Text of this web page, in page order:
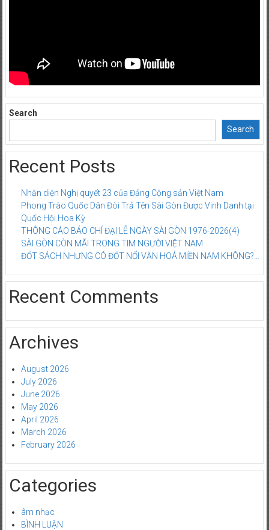
Search
Search
Recent Posts
Nhận diện Nghị quyết 23 của Đảng Cộng sản Việt Nam
Phong Trào Quốc Dân Đòi Trả Tên Sài Gòn Được Vinh Danh tại
Quốc Hội Hoa Kỳ
THÔNG CÁO BÁO CHÍ ĐẠI LỄ NGÀY SÀI GÒN 1976-2026(4)
SÀI GÒN CÒN MÃI TRONG TIM NGƯỜI VIỆT NAM
ĐỐT SÁCH NHƯNG CÓ ĐỐT NỔI VĂN HOÁ MIỀN NAM KHÔNG?…
Recent Comments
Archives
August 2026
July 2026
June 2026
May 2026
April 2026
March 2026
February 2026
Categories
âm nhạc
BÌNH LUẬN